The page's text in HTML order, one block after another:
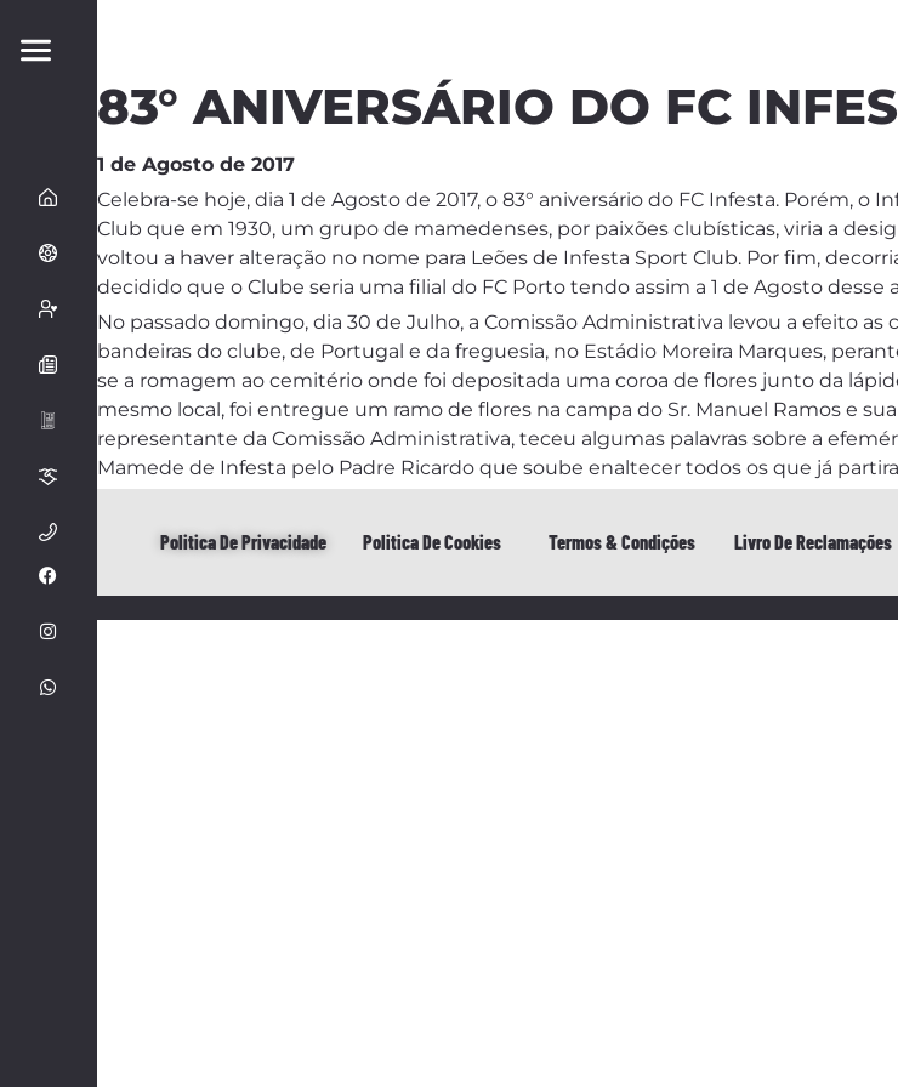
83° ANIVERSÁRIO DO FC
1 de Agosto de 2017
Celebra-se hoje, dia 1 de Agosto de 2017, o 83° aniversário do FC Infesta. Porém, o
Club que em 1930, um grupo de mamedenses, por paixões clubísticas, viria a
voltou a haver alteração no nome para Leões de Infesta Sport Club. Por fim,
decidido que o Clube seria uma filial do FC Porto tendo assim a 1 de Agosto
No passado domingo, dia 30 de Julho, a Comissão Administrativa levou a efeito as
bandeiras do clube, de Portugal e da freguesia, no Estádio Moreira Marques,
se a romagem ao cemitério onde foi depositada uma coroa de flores junto da
mesmo local, foi entregue um ramo de flores na campa do Sr. Manuel Ramos e
representante da Comissão Administrativa, teceu algumas palavras sobre a
Mamede de Infesta pelo Padre Ricardo que soube enaltecer todos os que já
Politica De Privacidade Politica De Cookies Termos & Condições Livro De Reclamações